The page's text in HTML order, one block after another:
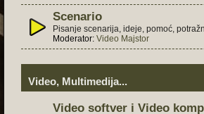
Scenario
Pisanje scenarija, ideje, pomoć,
Moderator: Video Majstor
Video, Multimedija...
Video softver i Video